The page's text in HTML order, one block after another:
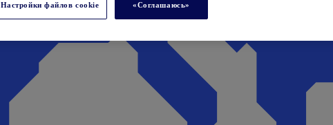
Настройки файлов cookie «Соглашаюсь»